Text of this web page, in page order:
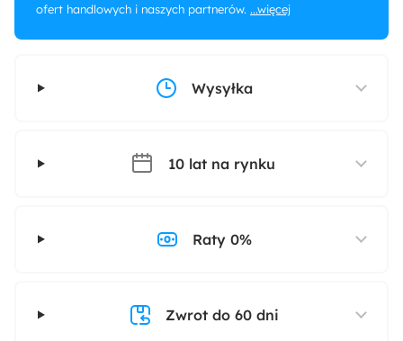
ofert handlowych i naszych partnerów. ...więcej
Wysyłka
10 lat na rynku
Raty 0%
Zwrot do 60 dni